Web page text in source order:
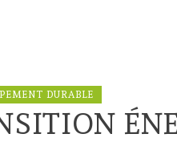
DURABLE